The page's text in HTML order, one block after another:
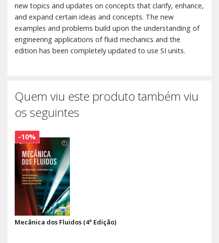
new topics and updates on concepts that clarify, enhance,
and expand certain ideas and concepts. The new
examples and problems build upon the understanding of
engineering applications of fluid mechanics and the
edition has been completely updated to use SI units.
Quem viu este produto também viu
os seguintes
Mecânica dos Fluidos (4ª Edição)
-10%